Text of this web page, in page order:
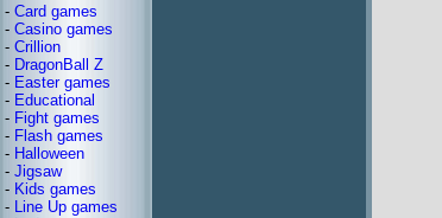
- Card games
- Casino games
- Crillion
- DragonBall Z
- Easter games
- Educational
- Fight games
- Flash games
- Halloween
- Jigsaw
- Kids games
- Line Up games